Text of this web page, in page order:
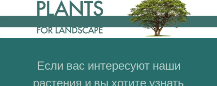
Если вас интересуют наши
растения и вы хотите узнать